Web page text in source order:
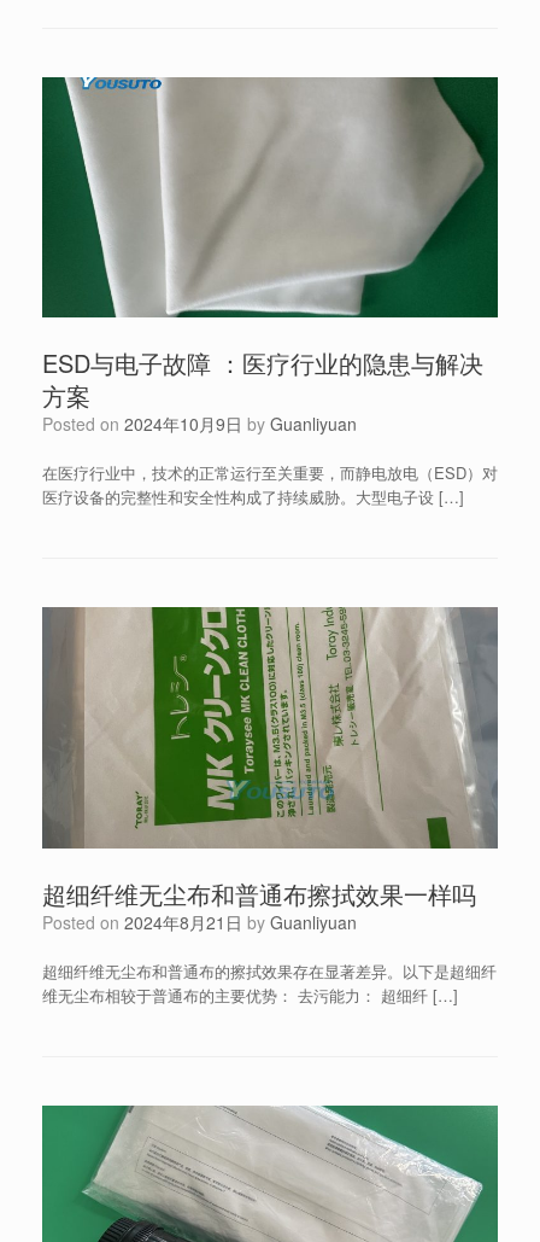
ESD与电子故障 ：医疗行业的隐患与解决
方案
Posted on 2024年10月9日 by Guanliyuan
在医疗行业中，技术的正常运行至关重要，而静电放电（ESD）对
医疗设备的完整性和安全性构成了持续威胁。大型电子设 […]
超细纤维无尘布和普通布擦拭效果一样吗
Posted on 2024年8月21日 by Guanliyuan
超细纤维无尘布和普通布的擦拭效果存在显著差异。以下是超细纤
维无尘布相较于普通布的主要优势： 去污能力： 超细纤 […]